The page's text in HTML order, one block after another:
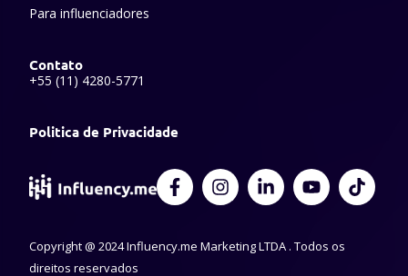
Para influenciadores
Contato
+55 (11) 4280-5771
Politica de Privacidade
F
a
c
b
I
n
s
a
L
i
n
e
Y
o
u
u
T
i
k
Copyright @ 2024 Influency.me Marketing LTDA . Todos os
direitos reservados